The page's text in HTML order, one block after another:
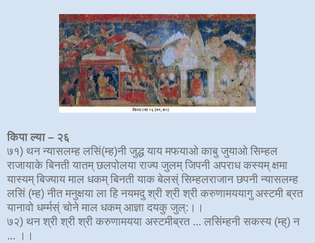
किपा ल्या – २६
७१) थन न्यासलम्ह लसिं(म्ह)नी जुद्ध याय मफयाओ काबु जुयाओ सिम्हल
राजायाके बिनती यातम् छलपोलया राज्य जुलम् जिपनी अपराध कस्यम् क्षमा
यास्यम् बिज्याय माल धकम् बिनती याक बेलस्ं सिम्हलराजान छपनी न्यासलम्ह
लसिं (म्ह) नीत मनुक्षया ला हि नयमदु श्री श्री श्री करुणामययागु अस्टमी ब्रत
यानावो धर्म्मस्ं चोने माल धकम् आज्ञा दयकु जुल्:।।
७२) थन श्री श्री श्री करुणामयया अस्टमीब्रत ... लसिंम्हनी सकस्य (म्ह्) न
... ।।